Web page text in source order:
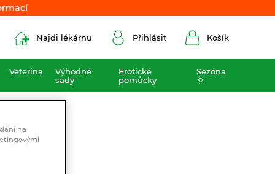
Najdi lékárnu Přihlásit Košík
Veterina
Výhodné
sady
Erotické
pomůcky
Sezóna
🌞
na